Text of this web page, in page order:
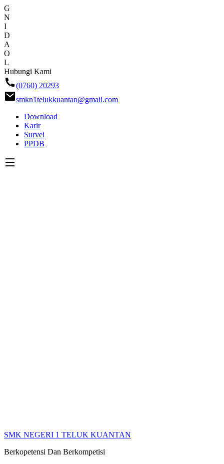
G
N
I
D
A
O
L
Skip
ke
konten
Hubungi Kami
(0760) 20293
smkn1telukkuantan@gmail.com
Download
Karir
Survei
PPDB
SMK NEGERI 1 TELUK KUANTAN
Berkopetensi Dan Berkompetisi